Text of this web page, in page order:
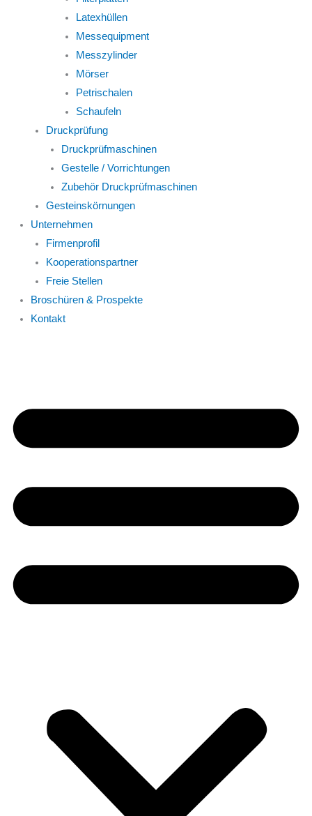
Latexhüllen
Messequipment
Messzylinder
Mörser
Petrischalen
Schaufeln
Druckprüfung
Druckprüfmaschinen
Gestelle / Vorrichtungen
Zubehör Druckprüfmaschinen
Gesteinskörnungen
Unternehmen
Firmenprofil
Kooperationspartner
Freie Stellen
Broschüren & Prospekte
Kontakt